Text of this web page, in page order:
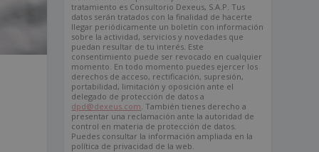
tratamiento es Consultorio Dexeus, S.A.P. Tus
datos serán tratados con la finalidad de hacerte
llegar periódicamente un boletín con información
sobre la actividad, servicios y novedades que
puedan resultar de tu interés. Este
consentimiento puede ser revocado en cualquier
momento. En todo momento puedes ejercer los
derechos de acceso, rectificación, supresión,
portabilidad, limitación y oposición ante el
delegado de protección de datos a
dpd@dexeus.com . También tienes derecho a
presentar una reclamación ante la autoridad de
control en materia de protección de datos.
Puedes consultar la información ampliada en la
política de privacidad de la web.